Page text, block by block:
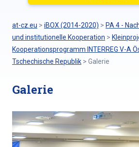
at-cz.eu > iBOX (2014-2020) > PA 4 -
und institutionelle Kooperation >
Kooperationsprogramm INTERREG V-A
Tschechische Republik > Galerie
Galerie